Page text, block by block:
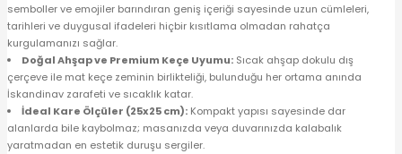
semboller ve emojiler barındıran geniş içeriği sayesinde uzun cümleleri,
tarihleri ve duygusal ifadeleri hiçbir kısıtlama olmadan rahatça
kurgulamanızı sağlar.
Doğal Ahşap ve Premium Keçe Uyumu: Sıcak ahşap dokulu dış
çerçeve ile mat keçe zeminin birlikteliği, bulunduğu her ortama anında
İskandinav zarafeti ve sıcaklık katar.
İdeal Kare Ölçüler (25x25 cm): Kompakt yapısı sayesinde dar
alanlarda bile kaybolmaz; masanızda veya duvarınızda kalabalık
yaratmadan en estetik duruşu sergiler.